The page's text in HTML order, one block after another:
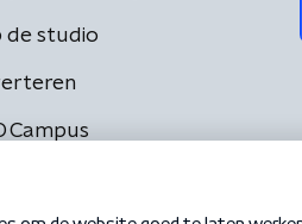
de studio
Campus